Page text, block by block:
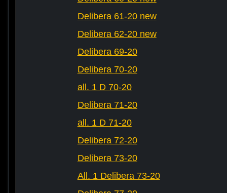
Delibera 61-20 new
Delibera 62-20 new
Delibera 69-20
Delibera 70-20
all. 1 D 70-20
Delibera 71-20
all. 1 D 71-20
Delibera 72-20
Delibera 73-20
All. 1 Delibera 73-20